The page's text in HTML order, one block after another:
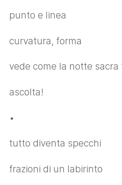
punto e linea
curvatura, forma
vede come la notte
ascolta!
•
tutto diventa specchi
frazioni di un labirinto